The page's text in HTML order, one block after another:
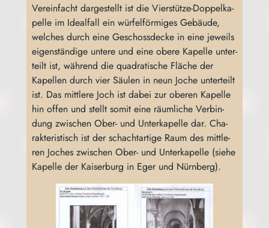
Ver­ein­facht dar­ge­stellt ist die Vier­stüt­ze-Dop­pel­ka­
pel­le im Ide­al­fall ein wür­fel­för­mi­ges Gebäu­de,
wel­ches durch eine Geschoss­de­cke in eine jeweils
eigen­stän­di­ge unte­re und eine obe­re Kapel­le unter­
teilt ist, wäh­rend die qua­dra­ti­sche Flä­che der
Kapel­len durch vier Säu­len in neun Joche unter­teilt
ist. Das mitt­le­re Joch ist dabei zur obe­ren Kapel­le
hin offen und stellt somit eine räum­li­che Ver­bin­
dung zwi­schen Ober- und Unter­ka­pel­le dar. Cha­
rak­te­ris­tisch ist der schacht­ar­ti­ge Raum des mitt­le­
ren Joches zwi­schen Ober- und Unter­ka­pel­le (sie­he
Kapel­le der Kai­ser­burg in Eger und Nürnberg).